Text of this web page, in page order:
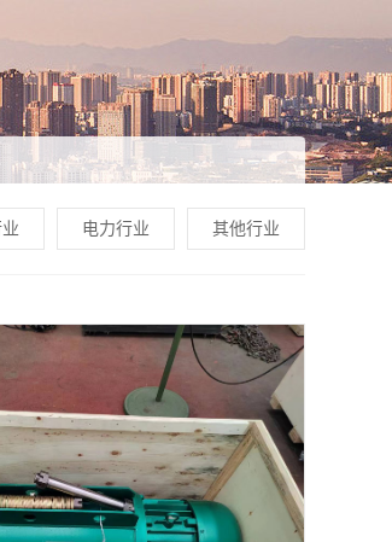
电力行业 其他行业